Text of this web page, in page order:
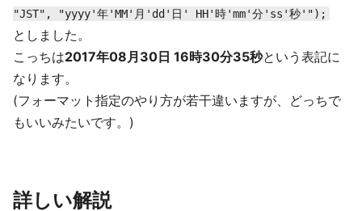
"JST", "yyyy'年'MM'月'dd'日' HH'時'mm'分'ss'秒'");
としました。
こっちは2017年08月30日 16時30分35秒という表記に
なります。
(フォーマット指定のやり方が若干違いますが、どっちで
もいいみたいです。)
詳しい解説